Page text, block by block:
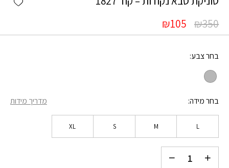
₪350
₪105
בחר צבע
בחר מידה מדריך מידות
L
M
S
XL